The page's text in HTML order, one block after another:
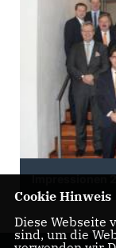
Impressionen
Cookie Hinweis
Diese Webseite
sind, um die